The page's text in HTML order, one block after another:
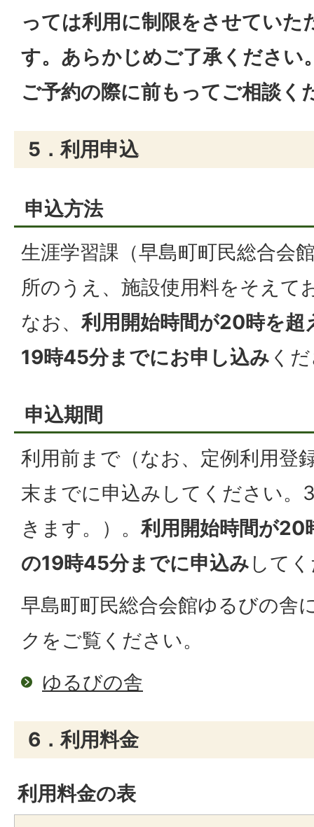
っては利用に制限をさせていた
す。あらかじめご了承ください
ご予約の際に前もってご相談く
5．利用申込
申込方法
生涯学習課（早島町町民総合会
所のうえ、施設使用料をそえて
なお、利用開始時間が20時を超
19時45分までにお申し込み く
申込期間
利用前まで（なお、定例利用登
末までに申込みしてください。
きます。）。利用開始時間が20
の19時45分までに申込み して
早島町町民総合会館ゆるびの舎
クをご覧ください。
ゆるびの舎
6．利用料金
利用料金の表